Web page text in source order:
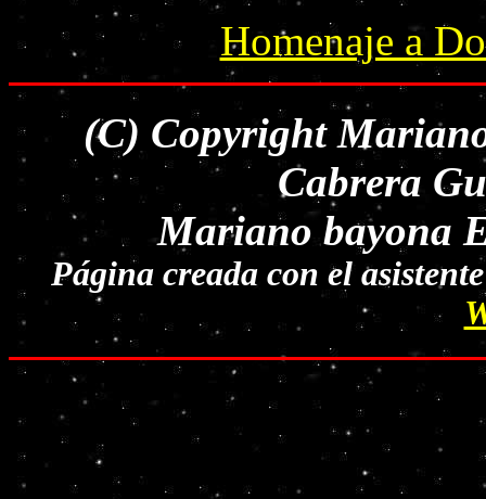
Homenaje a
(C) Copyright
Cabrera
Mariano bayona
Página creada con el